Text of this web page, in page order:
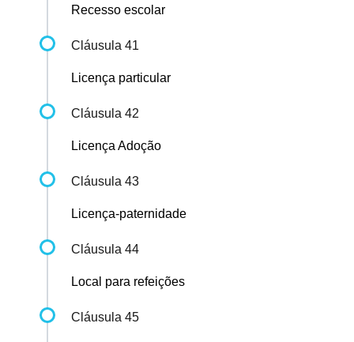
Recesso escolar
Cláusula 41
Licença particular
Cláusula 42
Licença Adoção
Cláusula 43
Licença-paternidade
Cláusula 44
Local para refeições
Cláusula 45